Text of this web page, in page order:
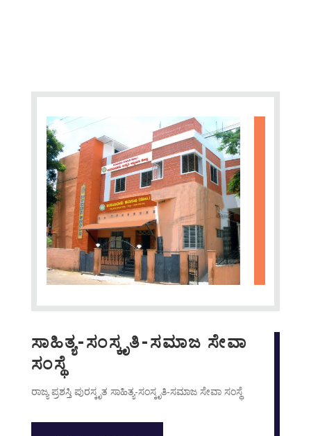
ಸಾಹಿತ್ಯ-ಸಂಸ್ಕೃತಿ-ಸಮಾಜ ಸೇವಾ
ಸಂಸ್ಥೆ
ರಾಜ್ಯ ಪ್ರಶಸ್ತಿ ಪುರಸ್ಕೃತ ಸಾಹಿತ್ಯ-ಸಂಸ್ಕೃತಿ-ಸಮಾಜ ಸೇವಾ ಸಂಸ್ಥೆ